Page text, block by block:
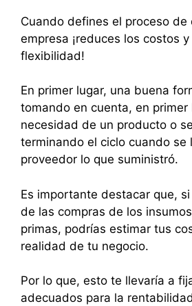
Cuando defines el proceso de
empresa ¡reduces los costos
flexibilidad!
En primer lugar, una buena
tomando en cuenta, en primer
necesidad de un producto o
terminando el ciclo cuando se
proveedor lo que suministró.
Es importante destacar que,
de las compras de los
primas, podrías estimar tus
realidad de tu negocio.
Por lo que, esto te llevaría a
adecuados para la